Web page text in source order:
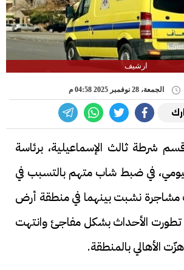
ارشيف
الجمعة، 28 نوفمبر 2025 04:58 م
شرطة ثالث الإسماعيلية، برئاسة
في ضبط شاب متهم بالتسبب في
نشبت بينهما في منطقة أرض
الأحداث بشكل مفاجئ وانتهت
الأهالي بالمنطقة.